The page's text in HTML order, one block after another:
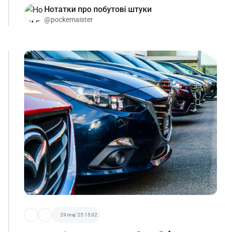
Нотатки про побутові штуки
@pockemaister
29 maj '25 15:02